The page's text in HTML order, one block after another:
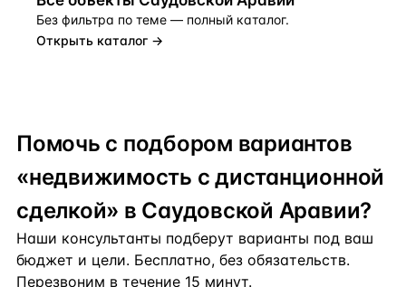
Без фильтра по теме — полный каталог.
Открыть каталог →
Помочь с подбором вариантов
«недвижимость с дистанционной
сделкой» в Саудовской Аравии?
Наши консультанты подберут варианты под ваш
бюджет и цели. Бесплатно, без обязательств.
Перезвоним в течение 15 минут.